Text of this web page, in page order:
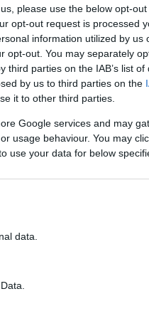
please use the below opt-
opt-out request is processed
information utilized by us
opt-out. You may separately
parties on the IAB’s list of
by us to third parties on the
it to other third parties.
Google services and may
usage behaviour. You may
use your data for below
data.
Negli ultimi
questa